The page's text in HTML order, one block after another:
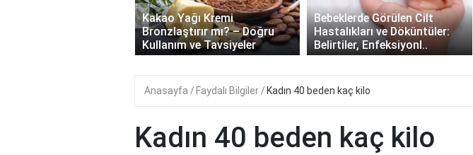
Kakao Yağı Kremi
Bronzlaştırır mı? – Doğru
Kullanım ve Tavsiyeler
Bebeklerde Görülen Cilt
Hastalıkları ve Döküntüler:
Belirtiler, Enfeksiyonl..
‹
Anasayfa Faydalı Bilgiler Kadın 40 beden kaç kilo
Kadın 40 beden kaç kilo